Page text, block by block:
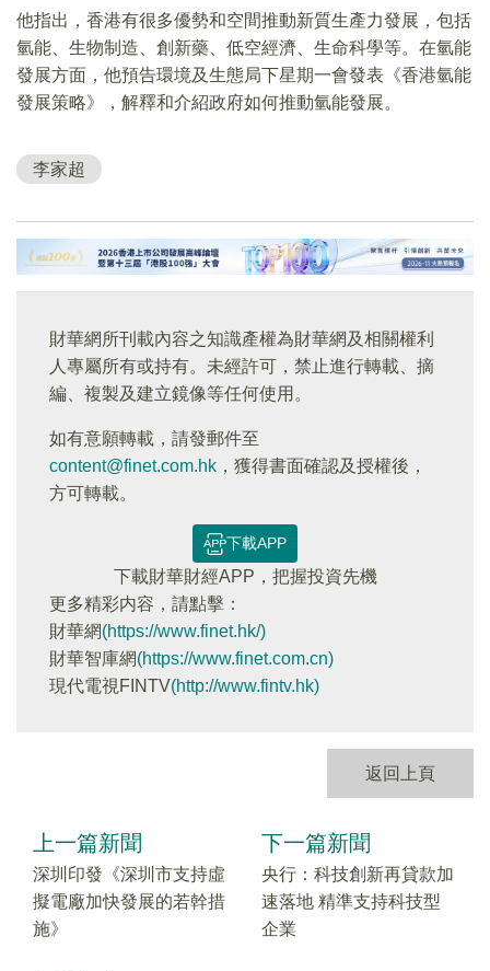
他指出，香港有很多優勢和空間推動新質生產力發展，包括
氫能、生物制造、創新藥、低空經濟、生命科學等。在氫能
發展方面，他預告環境及生態局下星期一會發表《香港氫能
發展策略》，解釋和介紹政府如何推動氫能發展。
李家超
財華網所刊載內容之知識產權為財華網及相關權利
人專屬所有或持有。未經許可，禁止進行轉載、摘
編、複製及建立鏡像等任何使用。
如有意願轉載，請發郵件至
content@finet.com.hk ，獲得書面確認及授權後，
方可轉載。
下載APP
下載財華財經APP，把握投資先機
更多精彩内容，請點擊：
財華網(https://www.finet.hk/)
財華智庫網(https://www.finet.com.cn)
現代電視FINTV(http://www.fintv.hk)
返回上頁
上一篇新聞
深圳印發《深圳市支持虛
擬電廠加快發展的若幹措
施》
下一篇新聞
央行：科技創新再貸款加
速落地 精準支持科技型
企業